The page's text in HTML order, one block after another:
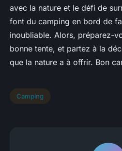
avec la nature et le défi de
font du camping en bord de
inoubliable. Alors, préparez-
bonne tente, et partez à la
que la nature a à offrir. Bon
Camping